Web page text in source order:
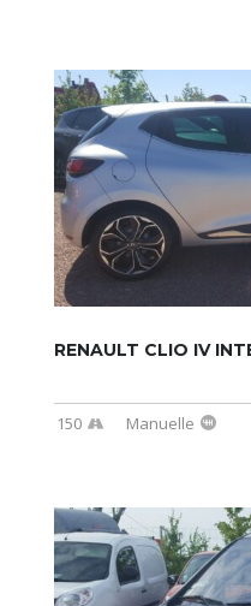
150 Manuelle